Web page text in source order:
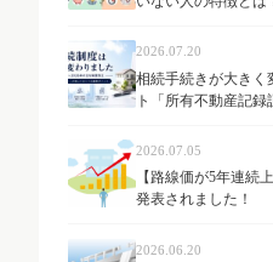
2026.07.20
相続手続きが大きく
ト「所有不動産記録
2026.07.05
【路線価が5年連続
発表されました！
2026.06.20